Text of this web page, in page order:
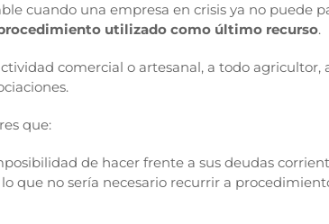
cuando una empresa en crisis ya no puede
utilizado como último recurso.
comercial o artesanal, a todo
que:
de hacer frente a sus deudas
lo que no sería necesario recurrir a